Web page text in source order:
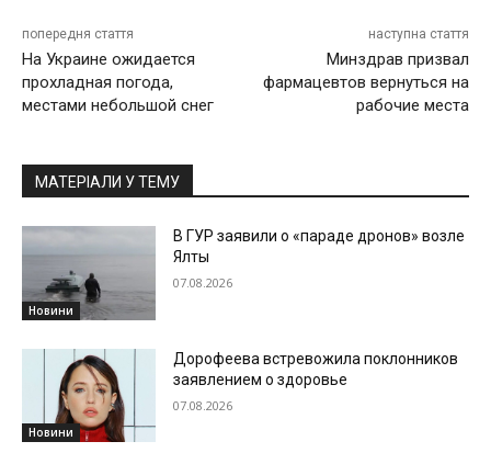
попередня стаття
На Украине ожидается
прохладная погода,
местами небольшой снег
наступна стаття
Минздрав призвал
фармацевтов вернуться на
рабочие места
МАТЕРІАЛИ У ТЕМУ
Новини
В ГУР заявили о «параде дронов» возле
Ялты
07.08.2026
Новини
Дорофеева встревожила поклонников
заявлением о здоровье
07.08.2026